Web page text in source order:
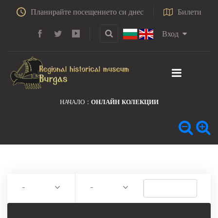
Планирайте посещението си днес Билети
Вход
НАЧАЛО ОНЛАЙН КОЛЕКЦИИ
- -